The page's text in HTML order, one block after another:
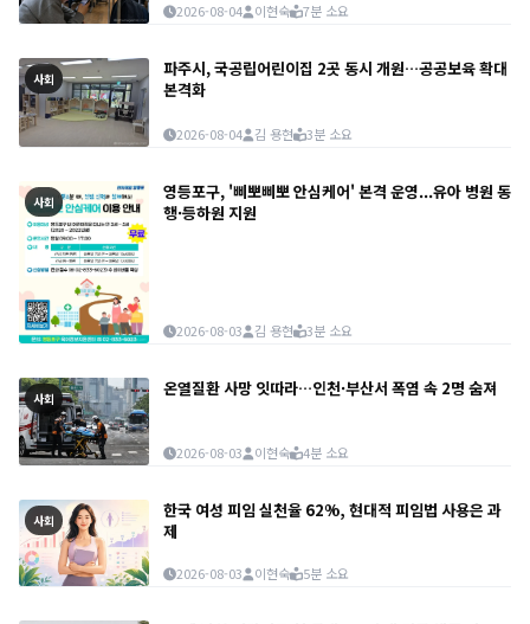
2026-08-04 이현숙 7분 소요
사회
파주시, 국공립어린이집 2곳 동시 개원…공공보육 확대
본격화
2026-08-04 김 용현 3분 소요
사회
영등포구, '삐뽀삐뽀 안심케어' 본격 운영...유아 병원 동
행·등하원 지원
2026-08-03 김 용현 3분 소요
사회 온열질환 사망 잇따라…인천·부산서 폭염 속 2명 숨져
2026-08-03 이현숙 4분 소요
사회
한국 여성 피임 실천율 62%, 현대적 피임법 사용은 과
제
2026-08-03 이현숙 5분 소요